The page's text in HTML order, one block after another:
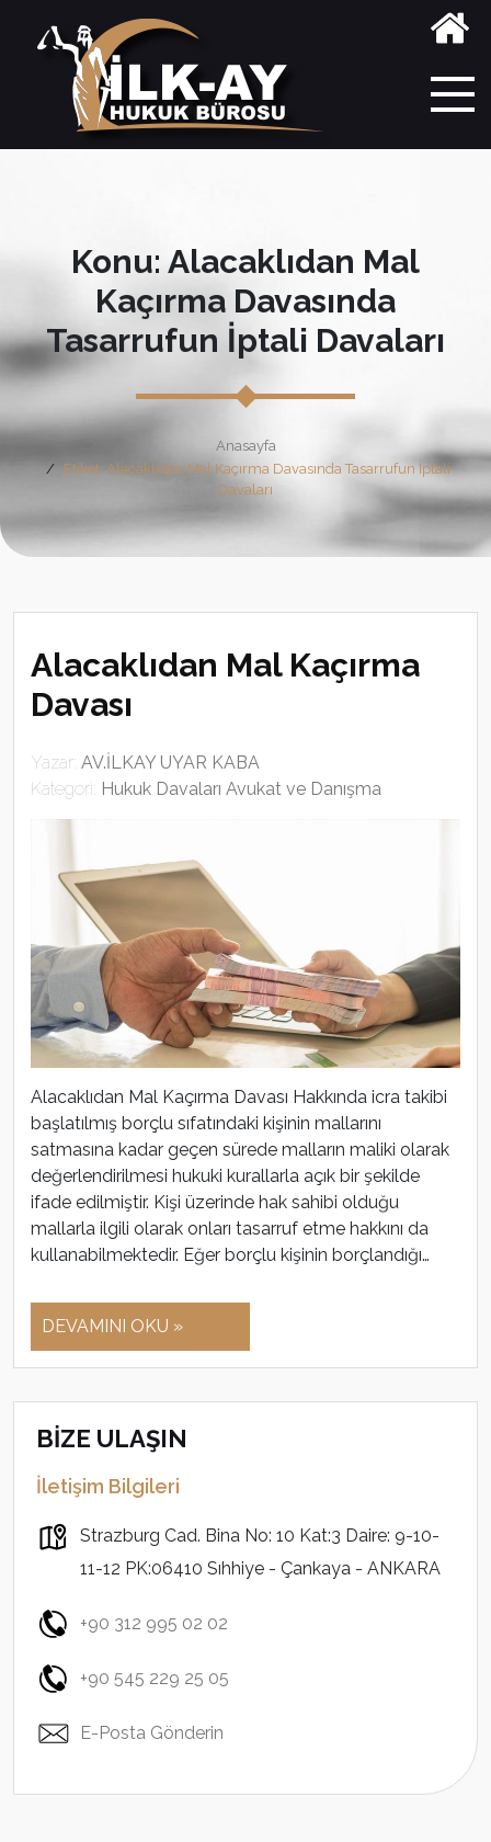
Konu: Alacaklıdan Mal
Kaçırma Davasında
Tasarrufun İptali Davaları
Anasayfa
Etiket: Alacaklıdan Mal Kaçırma Davasında Tasarrufun İptali
Davaları
Alacaklıdan Mal Kaçırma
Davası
Yazar: AV.İLKAY UYAR KABA
Kategori: Hukuk Davaları Avukat ve Danışma
Alacaklıdan Mal Kaçırma Davası Hakkında icra takibi
başlatılmış borçlu sıfatındaki kişinin mallarını
satmasına kadar geçen sürede malların maliki olarak
değerlendirilmesi hukuki kurallarla açık bir şekilde
ifade edilmiştir. Kişi üzerinde hak sahibi olduğu
mallarla ilgili olarak onları tasarruf etme hakkını da
kullanabilmektedir. Eğer borçlu kişinin borçlandığı…
DEVAMINI OKU »
BİZE ULAŞIN
İletişim Bilgileri
Strazburg Cad. Bina No: 10 Kat:3 Daire: 9-10-
11-12 PK:06410 Sıhhiye - Çankaya - ANKARA
+90 312 995 02 02
+90 545 229 25 05
E-Posta Gönderin